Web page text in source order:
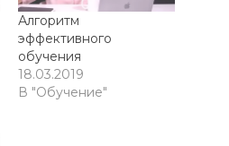
Алгоритм
эффективного
обучения
18.03.2019
В "Обучение"